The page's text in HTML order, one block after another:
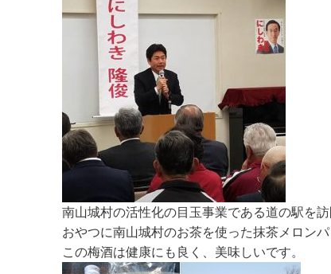
南山城村の活性化の目玉事業である道の駅を訪
おやつに南山城村のお茶を使った抹茶メロン
この梅酒は健康にも良く、美味しいです。